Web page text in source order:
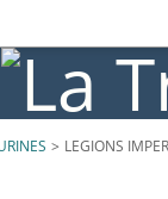
> LEGIONS